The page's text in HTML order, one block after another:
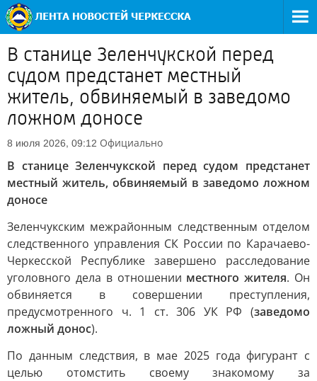
В станице Зеленчукской перед
судом предстанет местный
житель, обвиняемый в заведомо
ложном доносе
8 июля 2026, 09:12 Официально
В станице Зеленчукской перед судом предстанет
местный житель, обвиняемый в заведомо ложном
доносе
Зеленчукским межрайонным следственным отделом
следственного управления СК России по Карачаево-
Черкесской Республике завершено расследование
уголовного дела в отношении местного жителя. Он
обвиняется в совершении преступления,
предусмотренного ч. 1 ст. 306 УК РФ (заведомо
ложный донос).
По данным следствия, в мае 2025 года фигурант с
целью отомстить своему знакомому за